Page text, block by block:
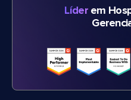
Líderem